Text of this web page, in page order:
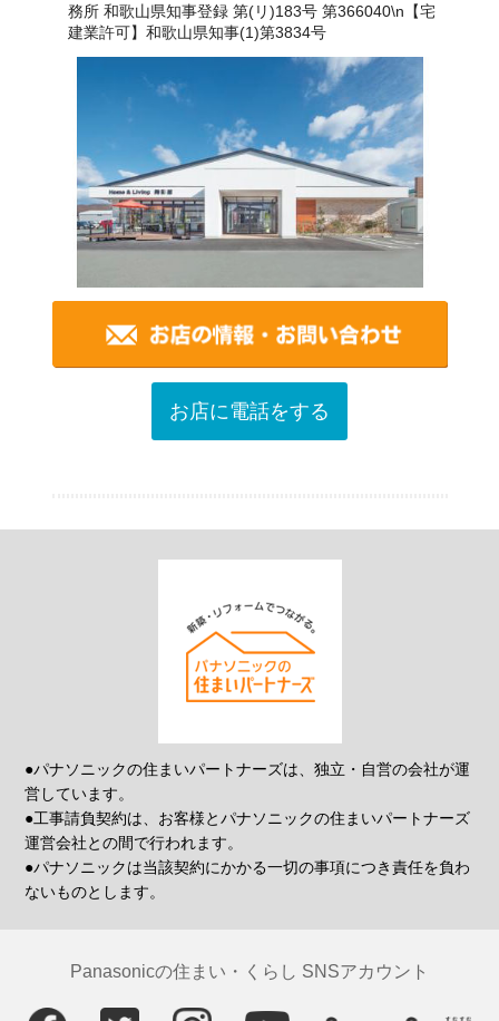
務所 和歌山県知事登録 第(リ)183号 第366040\n【宅
建業許可】和歌山県知事(1)第3834号
お店に電話をする
●パナソニックの住まいパートナーズは、独立・自営の会社が運
営しています。
●工事請負契約は、お客様とパナソニックの住まいパートナーズ
運営会社との間で行われます。
●パナソニックは当該契約にかかる一切の事項につき責任を負わ
ないものとします。
Panasonicの住まい・くらし SNSアカウント